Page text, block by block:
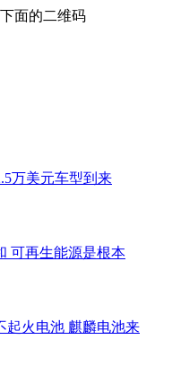
面的二维码
万美元车型到来
可再生能源是根本
起火电池 麒麟电池来